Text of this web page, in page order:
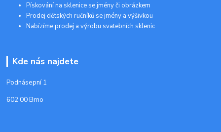
Pískování na sklenice se jmény či obrázkem
Prodej dětských ručníků se jmény a výšivkou
Nabízíme prodej a výrobu svatebních sklenic
Kde nás najdete
Podnásepní 1
602 00 Brno